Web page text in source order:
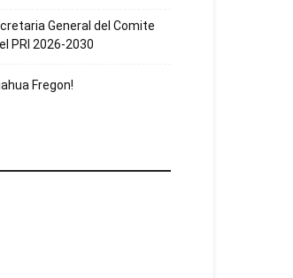
General del Comite
PRI 2026-2030
Fregon!